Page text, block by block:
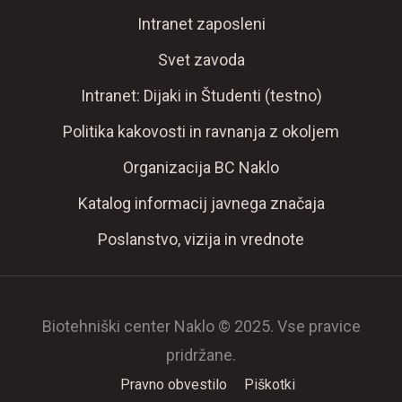
Intranet zaposleni
Svet zavoda
Intranet: Dijaki in Študenti (testno)
Politika kakovosti in ravnanja z okoljem
Organizacija BC Naklo
Katalog informacij javnega značaja
Poslanstvo, vizija in vrednote
Biotehniški center Naklo © 2025. Vse pravice
pridržane.
Pravno obvestilo Piškotki